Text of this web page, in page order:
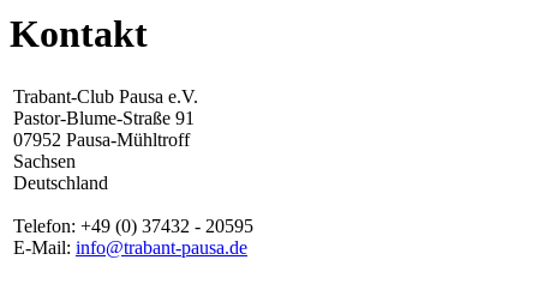
Kontakt
Trabant-Club Pausa e.V.
Pastor-Blume-Straße 91
07952 Pausa-Mühltroff
Sachsen
Deutschland
Telefon: +49 (0) 37432 - 20595
E-Mail: info@trabant-pausa.de